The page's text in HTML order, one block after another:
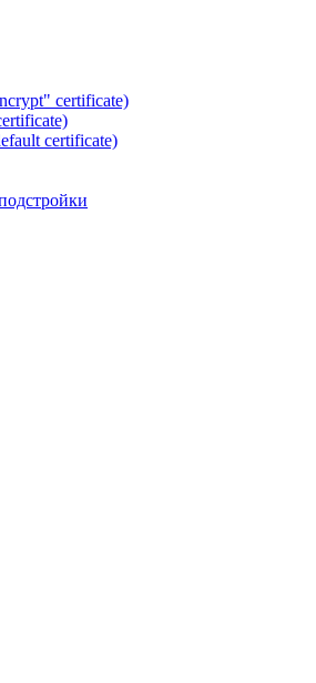
certificate)
certificate)